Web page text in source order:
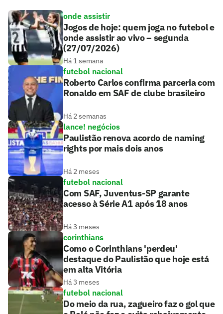
onde assistir
Jogos de hoje: quem joga no futebol e
onde assistir ao vivo – segunda
(27/07/2026)
Há 1 semana
futebol nacional
Roberto Carlos confirma parceria com
Ronaldo em SAF de clube brasileiro
Há 2 semanas
lance! negócios
Paulistão renova acordo de naming
rights por mais dois anos
Há 2 meses
futebol nacional
Com SAF, Juventus-SP garante
acesso à Série A1 após 18 anos
Há 3 meses
corinthians
Como o Corinthians 'perdeu'
destaque do Paulistão que hoje está
em alta Vitória
Há 3 meses
futebol nacional
Do meio da rua, zagueiro faz o gol que